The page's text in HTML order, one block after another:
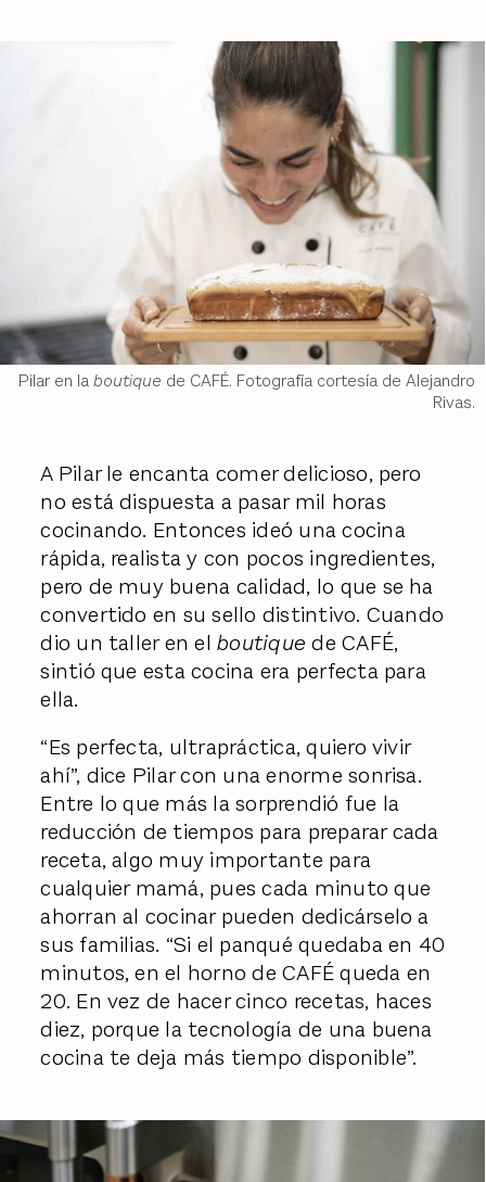
Pilar en la boutique de CAFÉ. Fotografía cortesía de Alejandro
Rivas.
A Pilar le encanta comer delicioso, pero
no está dispuesta a pasar mil horas
cocinando. Entonces ideó una cocina
rápida, realista y con pocos ingredientes,
pero de muy buena calidad, lo que se ha
convertido en su sello distintivo. Cuando
dio un taller en elboutique de CAFÉ,
sintió que esta cocina era perfecta para
ella.
“Es perfecta, ultrapráctica, quiero vivir
ahí”, dice Pilar con una enorme sonrisa.
Entre lo que más la sorprendió fue la
reducción de tiempos para preparar cada
receta, algo muy importante para
cualquier mamá, pues cada minuto que
ahorran al cocinar pueden dedicárselo a
sus familias. “Si el panqué quedaba en 40
minutos, en el horno de CAFÉ queda en
20. En vez de hacer cinco recetas, haces
diez, porque la tecnología de una buena
cocina te deja más tiempo disponible”.